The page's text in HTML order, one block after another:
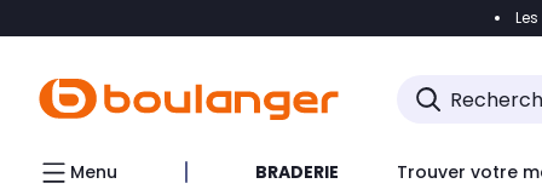
Accéder
Menu BRADERIE Trouver votre